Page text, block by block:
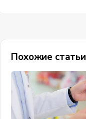
Похожие статьи